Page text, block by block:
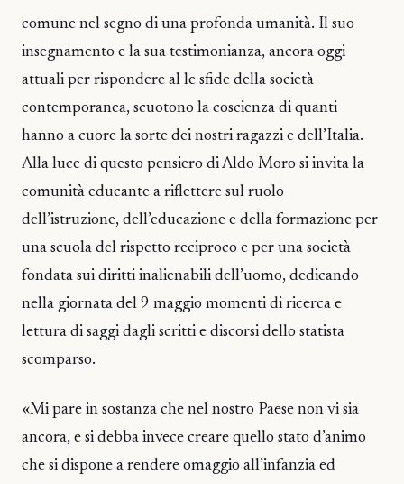
comune nel segno di una profonda umanità. Il suo
insegnamento e la sua testimonianza, ancora oggi
attuali per rispondere al le sfide della società
contemporanea, scuotono la coscienza di quanti
hanno a cuore la sorte dei nostri ragazzi e dell’Italia.
Alla luce di questo pensiero di Aldo Moro si invita la
comunità educante a riflettere sul ruolo
dell’istruzione, dell’educazione e della formazione per
una scuola del rispetto reciproco e per una società
fondata sui diritti inalienabili dell’uomo, dedicando
nella giornata del 9 maggio momenti di ricerca e
lettura di saggi dagli scritti e discorsi dello statista
scomparso.
«Mi pare in sostanza che nel nostro Paese non vi sia
ancora, e si debba invece creare quello stato d’animo
che si dispone a rendere omaggio all’infanzia ed